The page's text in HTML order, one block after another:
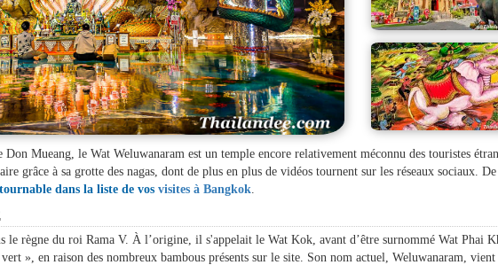
Mueang, le Wat Weluwanaram est un temple encore relativement méconnu des touristes
grâce à sa grotte des nagas, dont de plus en plus de vidéos tournent sur les réseaux sociaux.
dans la liste de vosvisites à Bangkok.
le règne du roi Rama V. À l’origine, il s'appelait le Wat Kok, avant d’être surnommé Wat Phai
», en raison des nombreux bambous présents sur le site. Son nom actuel, Weluwanaram, vient